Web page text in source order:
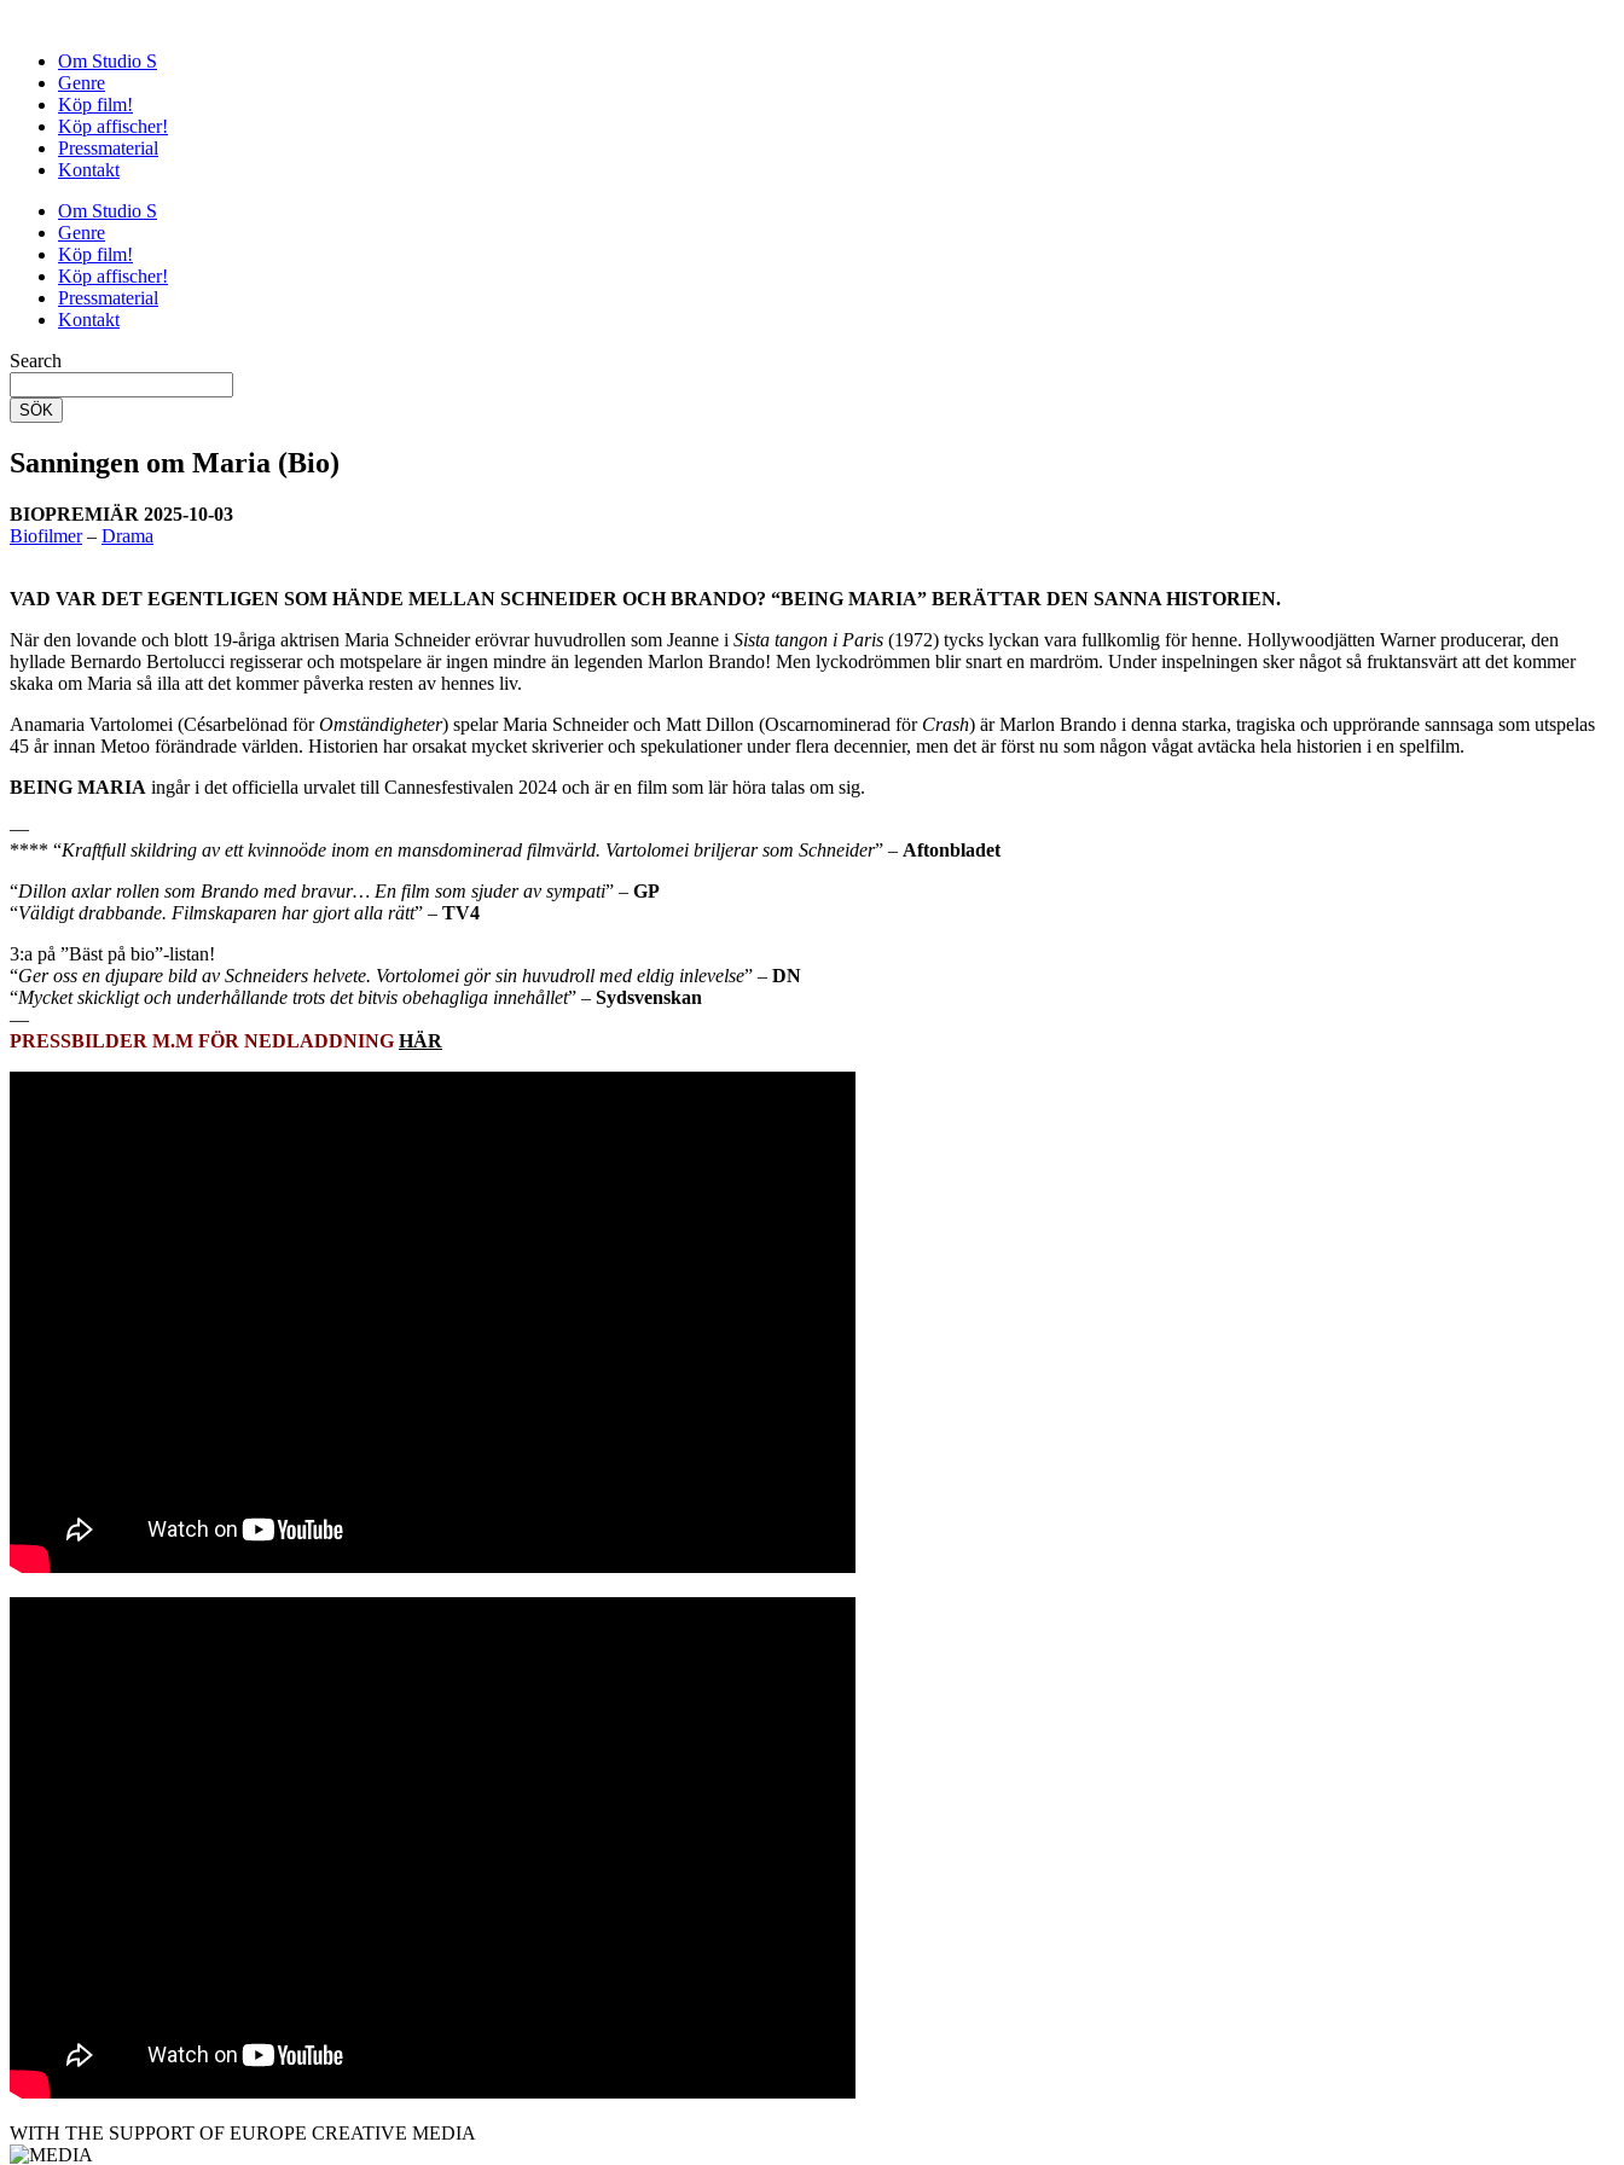
Om Studio S
Genre
Köp film!
Köp affischer!
Pressmaterial
Kontakt
Om Studio S
Genre
Köp film!
Köp affischer!
Pressmaterial
Kontakt
Search
SÖK
Sanningen om Maria (Bio)
BIOPREMIÄR 2025-10-03
Biofilmer– Drama
VAD VAR DET EGENTLIGEN SOM HÄNDE MELLAN SCHNEIDER OCH BRANDO? “BEING MARIA” BERÄTTAR DEN SANNA HISTORIEN.
När den lovande och blott 19-åriga aktrisen Maria Schneider erövrar huvudrollen som Jeanne i Sista tangon i Paris (1972) tycks lyckan vara fullkomlig för henne. Hollywoodjätten Warner producerar, den
hyllade Bernardo Bertolucci regisserar och motspelare är ingen mindre än legenden Marlon Brando! Men lyckodrömmen blir snart en mardröm. Under inspelningen sker något så fruktansvärt att det kommer
skaka om Maria så illa att det kommer påverka resten av hennes liv.
Anamaria Vartolomei (Césarbelönad förOmständigheter) spelar Maria Schneider och Matt Dillon (Oscarnominerad för Crash) är Marlon Brando i denna starka, tragiska och upprörande sannsaga som utspelas
45 år innan Metoo förändrade världen. Historien har orsakat mycket skriverier och spekulationer under flera decennier, men det är först nu som någon vågat avtäcka hela historien i en spelfilm.
BEING MARIA ingår i det officiella urvalet till Cannesfestivalen 2024 och är en film som lär höra talas om sig.
—
**** “Kraftfull skildring av ett kvinnoöde inom en mansdominerad filmvärld. Vartolomei briljerar som Schneider” – Aftonbladet
“Dillon axlar rollen som Brando med bravur… En film som sjuder av sympati” – GP
“Väldigt drabbande. Filmskaparen har gjort alla rätt” – TV4
3:a på ”Bäst på bio”-listan!
“Ger oss en djupare bild av Schneiders helvete. Vortolomei gör sin huvudroll med eldig inlevelse” – DN
“Mycket skickligt och underhållande trots det bitvis obehagliga innehållet” – Sydsvenskan
—
PRESSBILDER M.M FÖR NEDLADDNING HÄR
WITH THE SUPPORT OF EUROPE CREATIVE MEDIA